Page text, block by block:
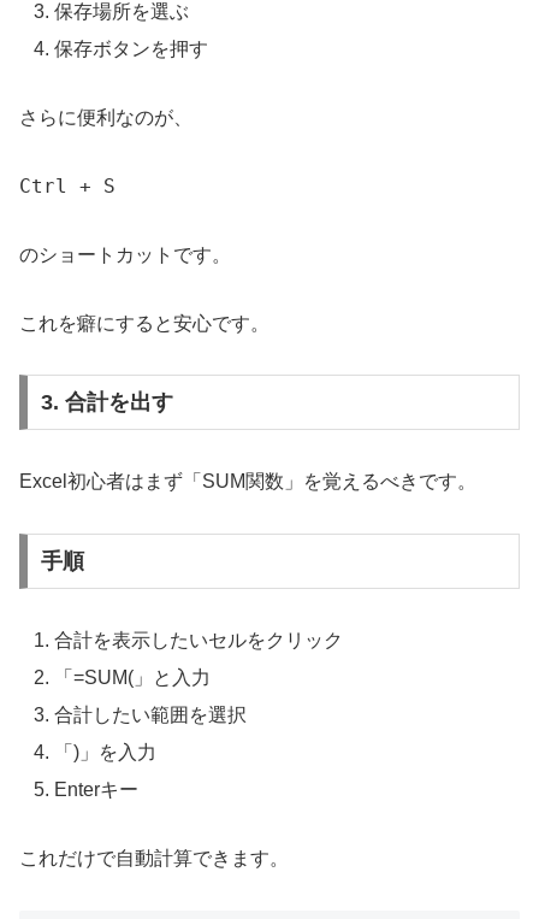
保存場所を選ぶ
保存ボタンを押す
さらに便利なのが、
Ctrl + S
のショートカットです。
これを癖にすると安心です。
3. 合計を出す
Excel初心者はまず「SUM関数」を覚えるべきです。
手順
合計を表示したいセルをクリック
「=SUM(」と入力
合計したい範囲を選択
「)」を入力
Enterキー
これだけで自動計算できます。